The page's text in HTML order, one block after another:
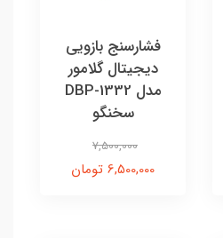
فشارسنج بازویی
دیجیتال گلامور
مدل DBP-1332
سخنگو
7,500,000
6,500,000 تومان